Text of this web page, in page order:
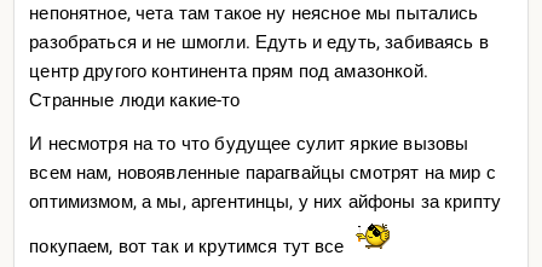
непонятное, чета там такое ну неясное мы пытались
разобраться и не шмогли. Едуть и едуть, забиваясь в
центр другого континента прям под амазонкой.
Странные люди какие-то
И несмотря на то что будущее сулит яркие вызовы
всем нам, новоявленные парагвайцы смотрят на мир с
оптимизмом, а мы, аргентинцы, у них айфоны за крипту
покупаем, вот так и крутимся тут все